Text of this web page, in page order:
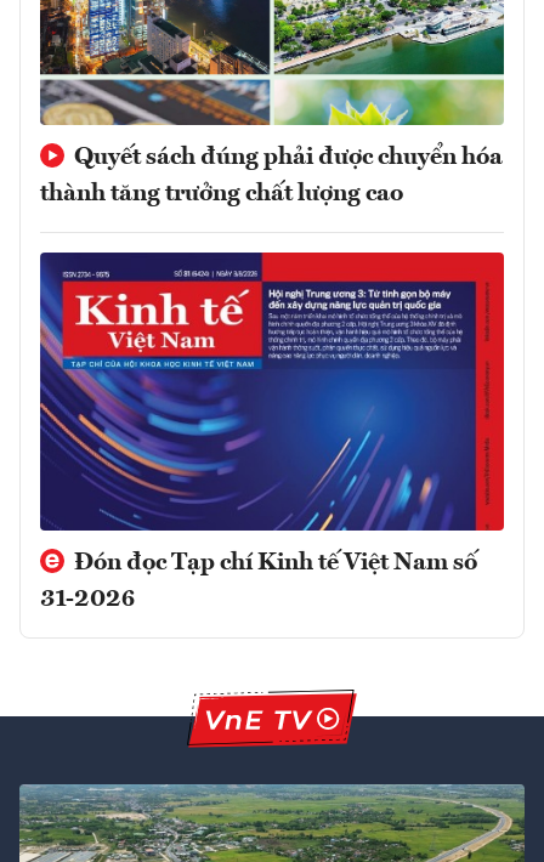
Quyết sách đúng phải được chuyển hóa
thành tăng trưởng chất lượng cao
Đón đọc Tạp chí Kinh tế Việt Nam số
31-2026